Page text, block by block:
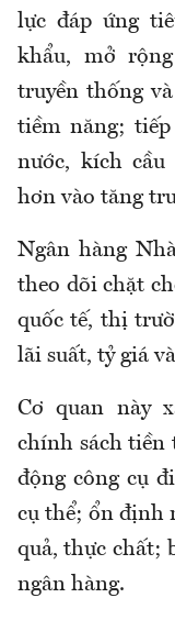
lực đáp ứng
khẩu, mở
truyền thống
tiềm năng;
nước, kích cầu
hơn vào tăng
Ngân hàng
theo dõi chặt
quốc tế, thị
lãi suất, tỷ giá
Cơ quan này
chính sách tiền
động công cụ
cụ thể; ổn định
quả, thực chất;
ngân hàng.